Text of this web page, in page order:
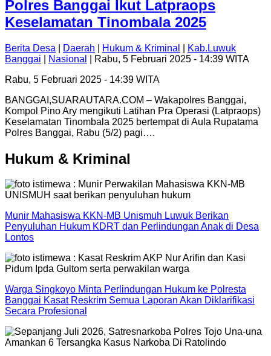
Polres Banggai Ikut Latpraops
Keselamatan Tinombala 2025
Berita Desa Daerah Hukum & Kriminal
Kab.Luwuk
Banggai
Nasional
| Rabu, 5 Februari 2025 - 14:39 WITA
Rabu, 5 Februari 2025 - 14:39 WITA
BANGGAI,SUARAUTARA.COM – Wakapolres Banggai,
Kompol Pino Ary mengikuti Latihan Pra Operasi (Latpraops)
Keselamatan Tinombala 2025 bertempat di Aula Rupatama
Polres Banggai, Rabu (5/2) pagi….
Hukum & Kriminal
Munir Mahasiswa KKN-MB Unismuh Luwuk Berikan
Penyuluhan Hukum KDRT dan Perlindungan Anak di Desa
Lontos
Warga Singkoyo Minta Perlindungan Hukum ke Polresta
Banggai Kasat Reskrim Semua Laporan Akan Diklarifikasi
Secara Profesional